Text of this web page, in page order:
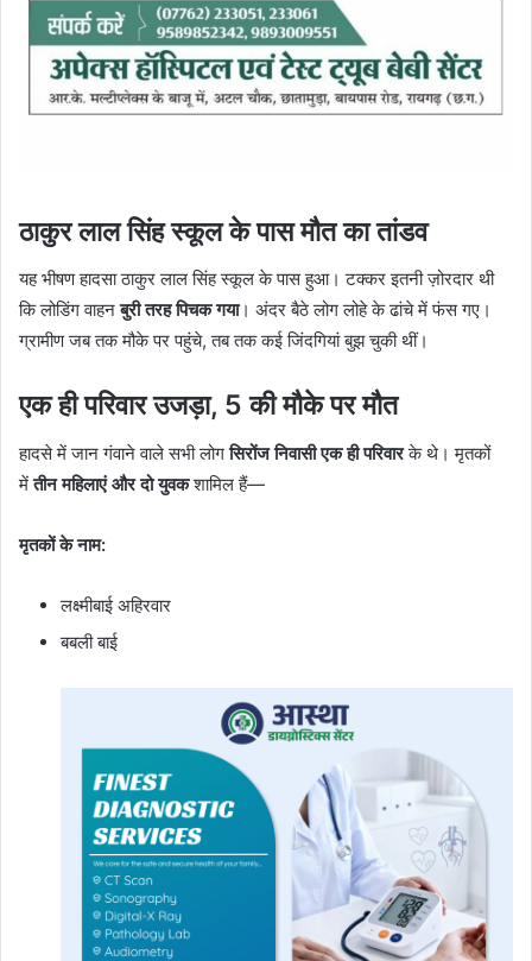
ठाकुर लाल सिंह स्कूल के पास मौत का तांडव
यह भीषण हादसा ठाकुर लाल सिंह स्कूल के पास हुआ। टक्कर इतनी ज़ोरदार थी
कि लोडिंग वाहनबुरी तरह पिचक गया। अंदर बैठे लोग लोहे के ढांचे में फंस गए।
ग्रामीण जब तक मौके पर पहुंचे, तब तक कई जिंदगियां बुझ चुकी थीं।
एक ही परिवार उजड़ा, 5 की मौके पर मौत
हादसे में जान गंवाने वाले सभी लोगसिरोंज निवासी एक ही परिवारके थे। मृतकों
मेंतीन महिलाएं और दो युवकशामिल हैं—
मृतकों के नाम:
लक्ष्मीबाई अहिरवार
बबली बाई